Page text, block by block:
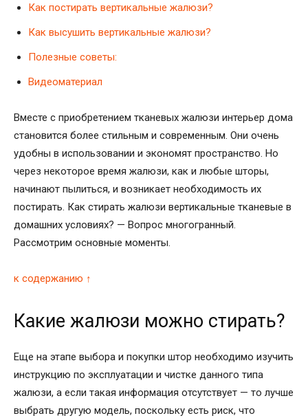
Как постирать вертикальные жалюзи?
Как высушить вертикальные жалюзи?
Полезные советы:
Видеоматериал
Вместе с приобретением тканевых жалюзи интерьер дома
становится более стильным и современным. Они очень
удобны в использовании и экономят пространство. Но
через некоторое время жалюзи, как и любые шторы,
начинают пылиться, и возникает необходимость их
постирать. Как стирать жалюзи вертикальные тканевые в
домашних условиях? — Вопрос многогранный.
Рассмотрим основные моменты.
к содержанию ↑
Какие жалюзи можно стирать?
Еще на этапе выбора и покупки штор необходимо изучить
инструкцию по эксплуатации и чистке данного типа
жалюзи, а если такая информация отсутствует — то лучше
выбрать другую модель, поскольку есть риск, что